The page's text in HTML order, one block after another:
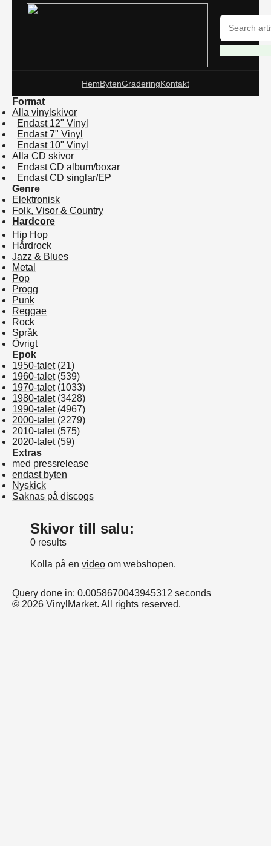
HemBytenGraderingKontakt
Format
Alla vinylskivor
Endast 12" Vinyl
Endast 7" Vinyl
Endast 10" Vinyl
Alla CD skivor
Endast CD album/boxar
Endast CD singlar/EP
Genre
Elektronisk
Folk, Visor & Country
Hardcore
Hip Hop
Hårdrock
Jazz & Blues
Metal
Pop
Progg
Punk
Reggae
Rock
Språk
Övrigt
Epok
1950-talet(21)
1960-talet(539)
1970-talet(1033)
1980-talet(3428)
1990-talet(4967)
2000-talet(2279)
2010-talet(575)
2020-talet(59)
Extras
med pressrelease
endast byten
Nyskick
Saknas på discogs
Skivor till salu:
0 results
Kolla på en video om webshopen.
Query done in: 0.0058670043945312 seconds
© 2026 VinylMarket. All rights reserved.